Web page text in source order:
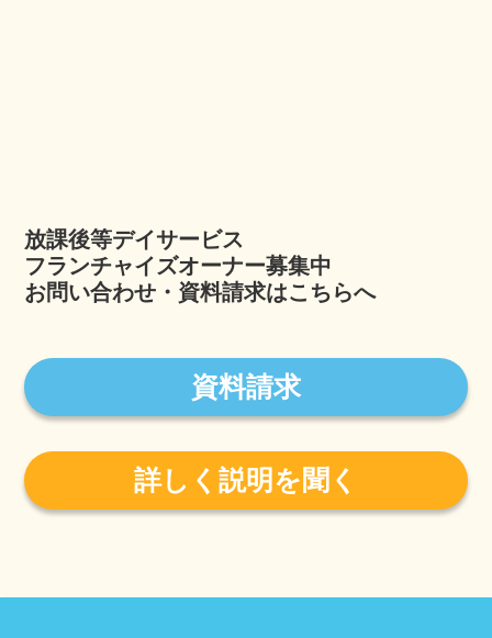
放課後等デイサービス
フランチャイズオーナー募集中
お問い合わせ・資料請求はこちらへ
資料請求
詳しく説明を聞く